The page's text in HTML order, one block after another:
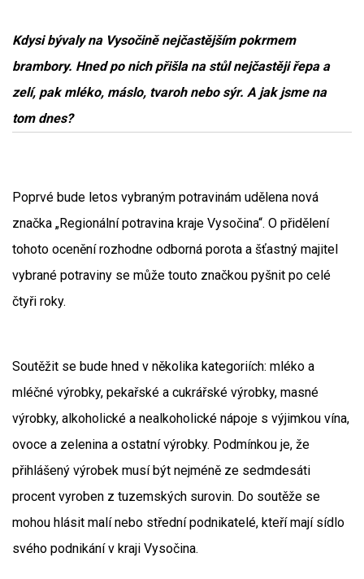
Kdysi bývaly na Vysočině nejčastějším pokrmem
brambory. Hned po nich přišla na stůl nejčastěji řepa a
zelí, pak mléko, máslo, tvaroh nebo sýr. A jak jsme na
tom dnes?
Poprvé bude letos vybraným potravinám udělena nová
značka „Regionální potravina kraje Vysočina“. O přidělení
tohoto ocenění rozhodne odborná porota a šťastný majitel
vybrané potraviny se může touto značkou pyšnit po celé
čtyři roky.
Soutěžit se bude hned v několika kategoriích: mléko a
mléčné výrobky, pekařské a cukrářské výrobky, masné
výrobky, alkoholické a nealkoholické nápoje s výjimkou vína,
ovoce a zelenina a ostatní výrobky. Podmínkou je, že
přihlášený výrobek musí být nejméně ze sedmdesáti
procent vyroben z tuzemských surovin. Do soutěže se
mohou hlásit malí nebo střední podnikatelé, kteří mají sídlo
svého podnikání v kraji Vysočina.